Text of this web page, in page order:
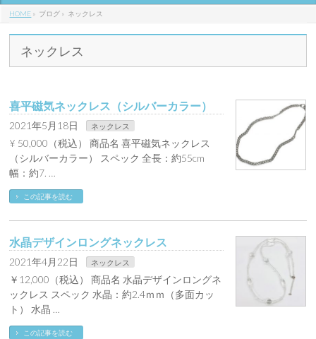
HOME » ブログ » ネックレス
ネックレス
喜平磁気ネックレス（シルバーカラー）
2021年5月18日 ネックレス
¥ 50,000（税込） 商品名 喜平磁気ネックレス
（シルバーカラー） スペック 全長：約55cm
幅：約7. …
この記事を読む
水晶デザインロングネックレス
2021年4月22日 ネックレス
￥12,000（税込） 商品名 水晶デザインロングネ
ックレス スペック 水晶：約2.4ｍｍ（多面カッ
ト） 水晶 …
この記事を読む